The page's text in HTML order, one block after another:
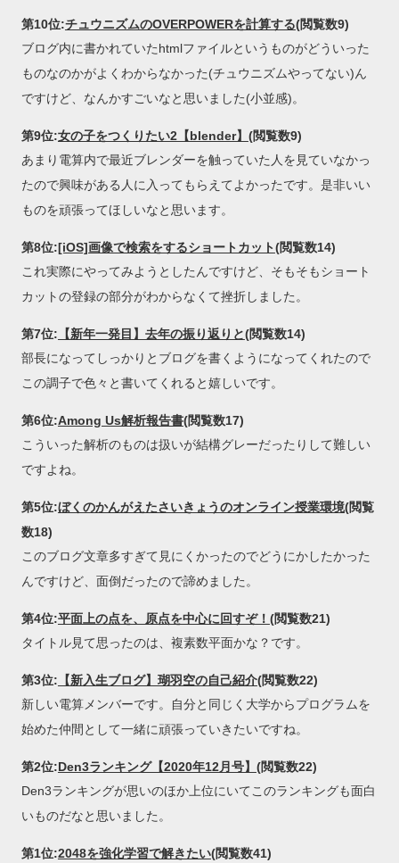
第10位:チュウニズムのOVERPOWERを計算する(閲覧数9)
ブログ内に書かれていたhtmlファイルというものがどういった
ものなのかがよくわからなかった(チュウニズムやってない)ん
ですけど、なんかすごいなと思いました(小並感)。
第9位:女の子をつくりたい2【blender】 (閲覧数9)
あまり電算内で最近ブレンダーを触っていた人を見ていなかっ
たので興味がある人に入ってもらえてよかったです。是非いい
ものを頑張ってほしいなと思います。
第8位:[iOS]画像で検索をするショートカット(閲覧数14)
これ実際にやってみようとしたんですけど、そもそもショート
カットの登録の部分がわからなくて挫折しました。
第7位: 【新年一発目】去年の振り返りと(閲覧数14)
部長になってしっかりとブログを書くようになってくれたので
この調子で色々と書いてくれると嬉しいです。
第6位:Among Us解析報告書(閲覧数17)
こういった解析のものは扱いが結構グレーだったりして難しい
ですよね。
第5位:ぼくのかんがえたさいきょうのオンライン授業環境(閲覧
数18)
このブログ文章多すぎて見にくかったのでどうにかしたかった
んですけど、面倒だったので諦めました。
第4位:平面上の点を、原点を中心に回すぞ！ (閲覧数21)
タイトル見て思ったのは、複素数平面かな？です。
第3位: 【新入生ブログ】瑚羽空の自己紹介(閲覧数22)
新しい電算メンバーです。自分と同じく大学からプログラムを
始めた仲間として一緒に頑張っていきたいですね。
第2位:Den3ランキング【2020年12月号】 (閲覧数22)
Den3ランキングが思いのほか上位にいてこのランキングも面白
いものだなと思いました。
第1位:2048を強化学習で解きたい(閲覧数41)